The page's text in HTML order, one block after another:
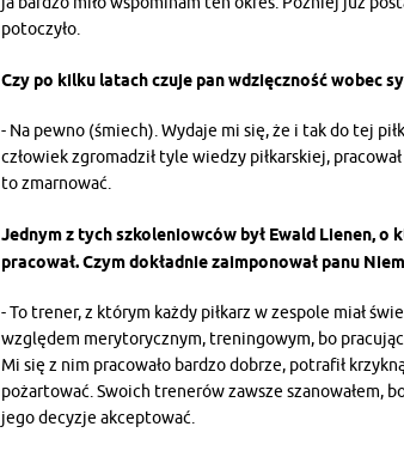
potoczyło.
Czy po kilku latach czuje pan wdzięczność wobec
- Na pewno (śmiech). Wydaje mi się, że i tak do tej
człowiek zgromadził tyle wiedzy piłkarskiej,
to zmarnować.
Jednym z tych szkoleniowców był Ewald Lienen,
pracował. Czym dokładnie zaimponował panu
- To trener, z którym każdy piłkarz w zespole miał
względem merytorycznym, treningowym, bo
Mi się z nim pracowało bardzo dobrze, potrafił
pożartować. Swoich trenerów zawsze szanowałem,
jego decyzje akceptować.